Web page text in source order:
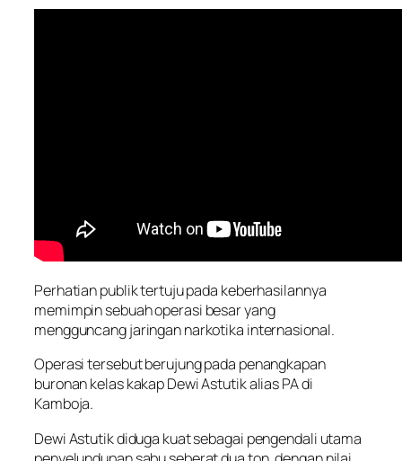
Perhatian publik tertuju pada keberhasilannya
memimpin sebuah operasi besar yang
mengguncang jaringan narkotika internasional.
Operasi tersebut berujung pada penangkapan
buronan kelas kakap Dewi Astutik alias PA di
Kamboja.
Dewi Astutik diduga kuat sebagai pengendali utama